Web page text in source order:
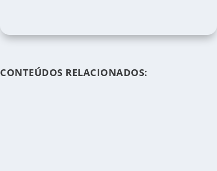
CONTEÚDOS RELACIONADOS: